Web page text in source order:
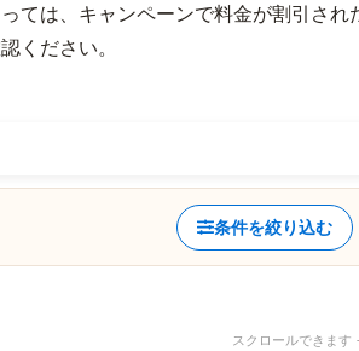
ては、キャンペーンで料金が割引され
ください。
条件を絞り込む
スクロールできま